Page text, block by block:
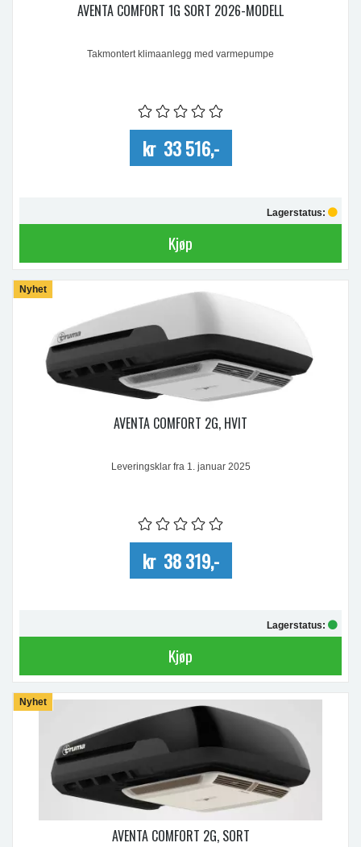
AVENTA COMFORT 1G SORT 2026-MODELL
Takmontert klimaanlegg med varmepumpe
kr 33 516,-
Lagerstatus:
Kjøp
Nyhet
AVENTA COMFORT 2G, HVIT
Leveringsklar fra 1. januar 2025
kr 38 319,-
Lagerstatus:
Kjøp
Nyhet
AVENTA COMFORT 2G, SORT